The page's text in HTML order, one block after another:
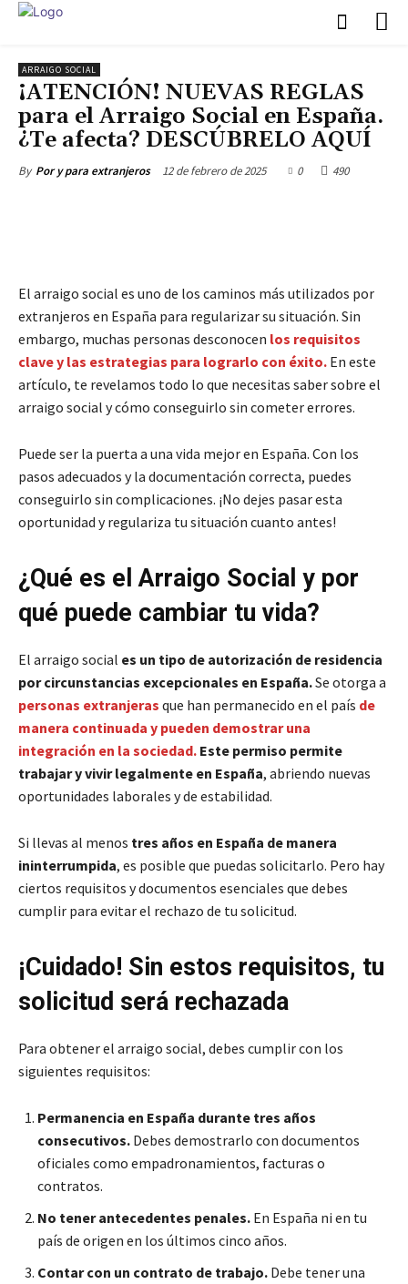
ARRAIGO SOCIAL
¡ATENCIÓN! NUEVAS REGLAS
para el Arraigo Social en España.
¿Te afecta? DESCÚBRELO AQUÍ
By Por y para extranjeros 12 de febrero de 2025 0 490
El arraigo social es uno de los caminos más utilizados por
extranjeros en España para regularizar su situación. Sin
embargo, muchas personas desconocen los requisitos
clave y las estrategias para lograrlo con éxito. En este
artículo, te revelamos todo lo que necesitas saber sobre el
arraigo social y cómo conseguirlo sin cometer errores.
Puede ser la puerta a una vida mejor en España. Con los
pasos adecuados y la documentación correcta, puedes
conseguirlo sin complicaciones. ¡No dejes pasar esta
oportunidad y regulariza tu situación cuanto antes!
¿Qué es el Arraigo Social y por
qué puede cambiar tu vida?
El arraigo social es un tipo de autorización de residencia
por circunstancias excepcionales en España.Se otorga a
personas extranjeras que han permanecido en el país de
manera continuada y pueden demostrar una
integración en la sociedad. Este permiso permite
trabajar y vivir legalmente en España, abriendo nuevas
oportunidades laborales y de estabilidad.
Si llevas al menos tres años en España de manera
ininterrumpida, es posible que puedas solicitarlo. Pero hay
ciertos requisitos y documentos esenciales que debes
cumplir para evitar el rechazo de tu solicitud.
¡Cuidado! Sin estos requisitos, tu
solicitud será rechazada
Para obtener el arraigo social, debes cumplir con los
siguientes requisitos:
Permanencia en España durante tres años
consecutivos. Debes demostrarlo con documentos
oficiales como empadronamientos, facturas o
contratos.
No tener antecedentes penales. En España ni en tu
país de origen en los últimos cinco años.
Contar con un contrato de trabajo. Debe tener una